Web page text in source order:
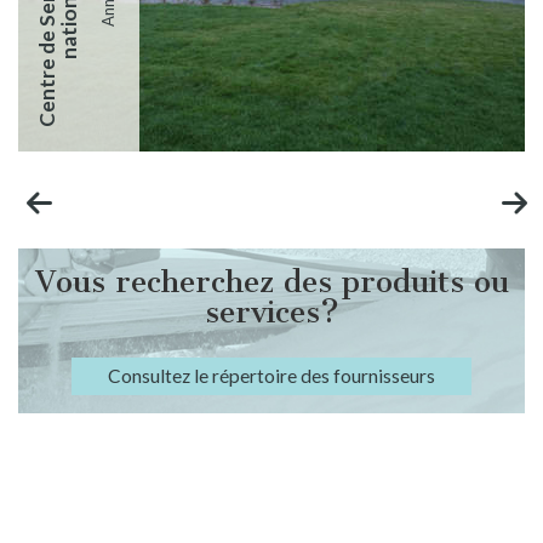
Vous recherchez des produits ou
services?
Consultez le répertoire des fournisseurs